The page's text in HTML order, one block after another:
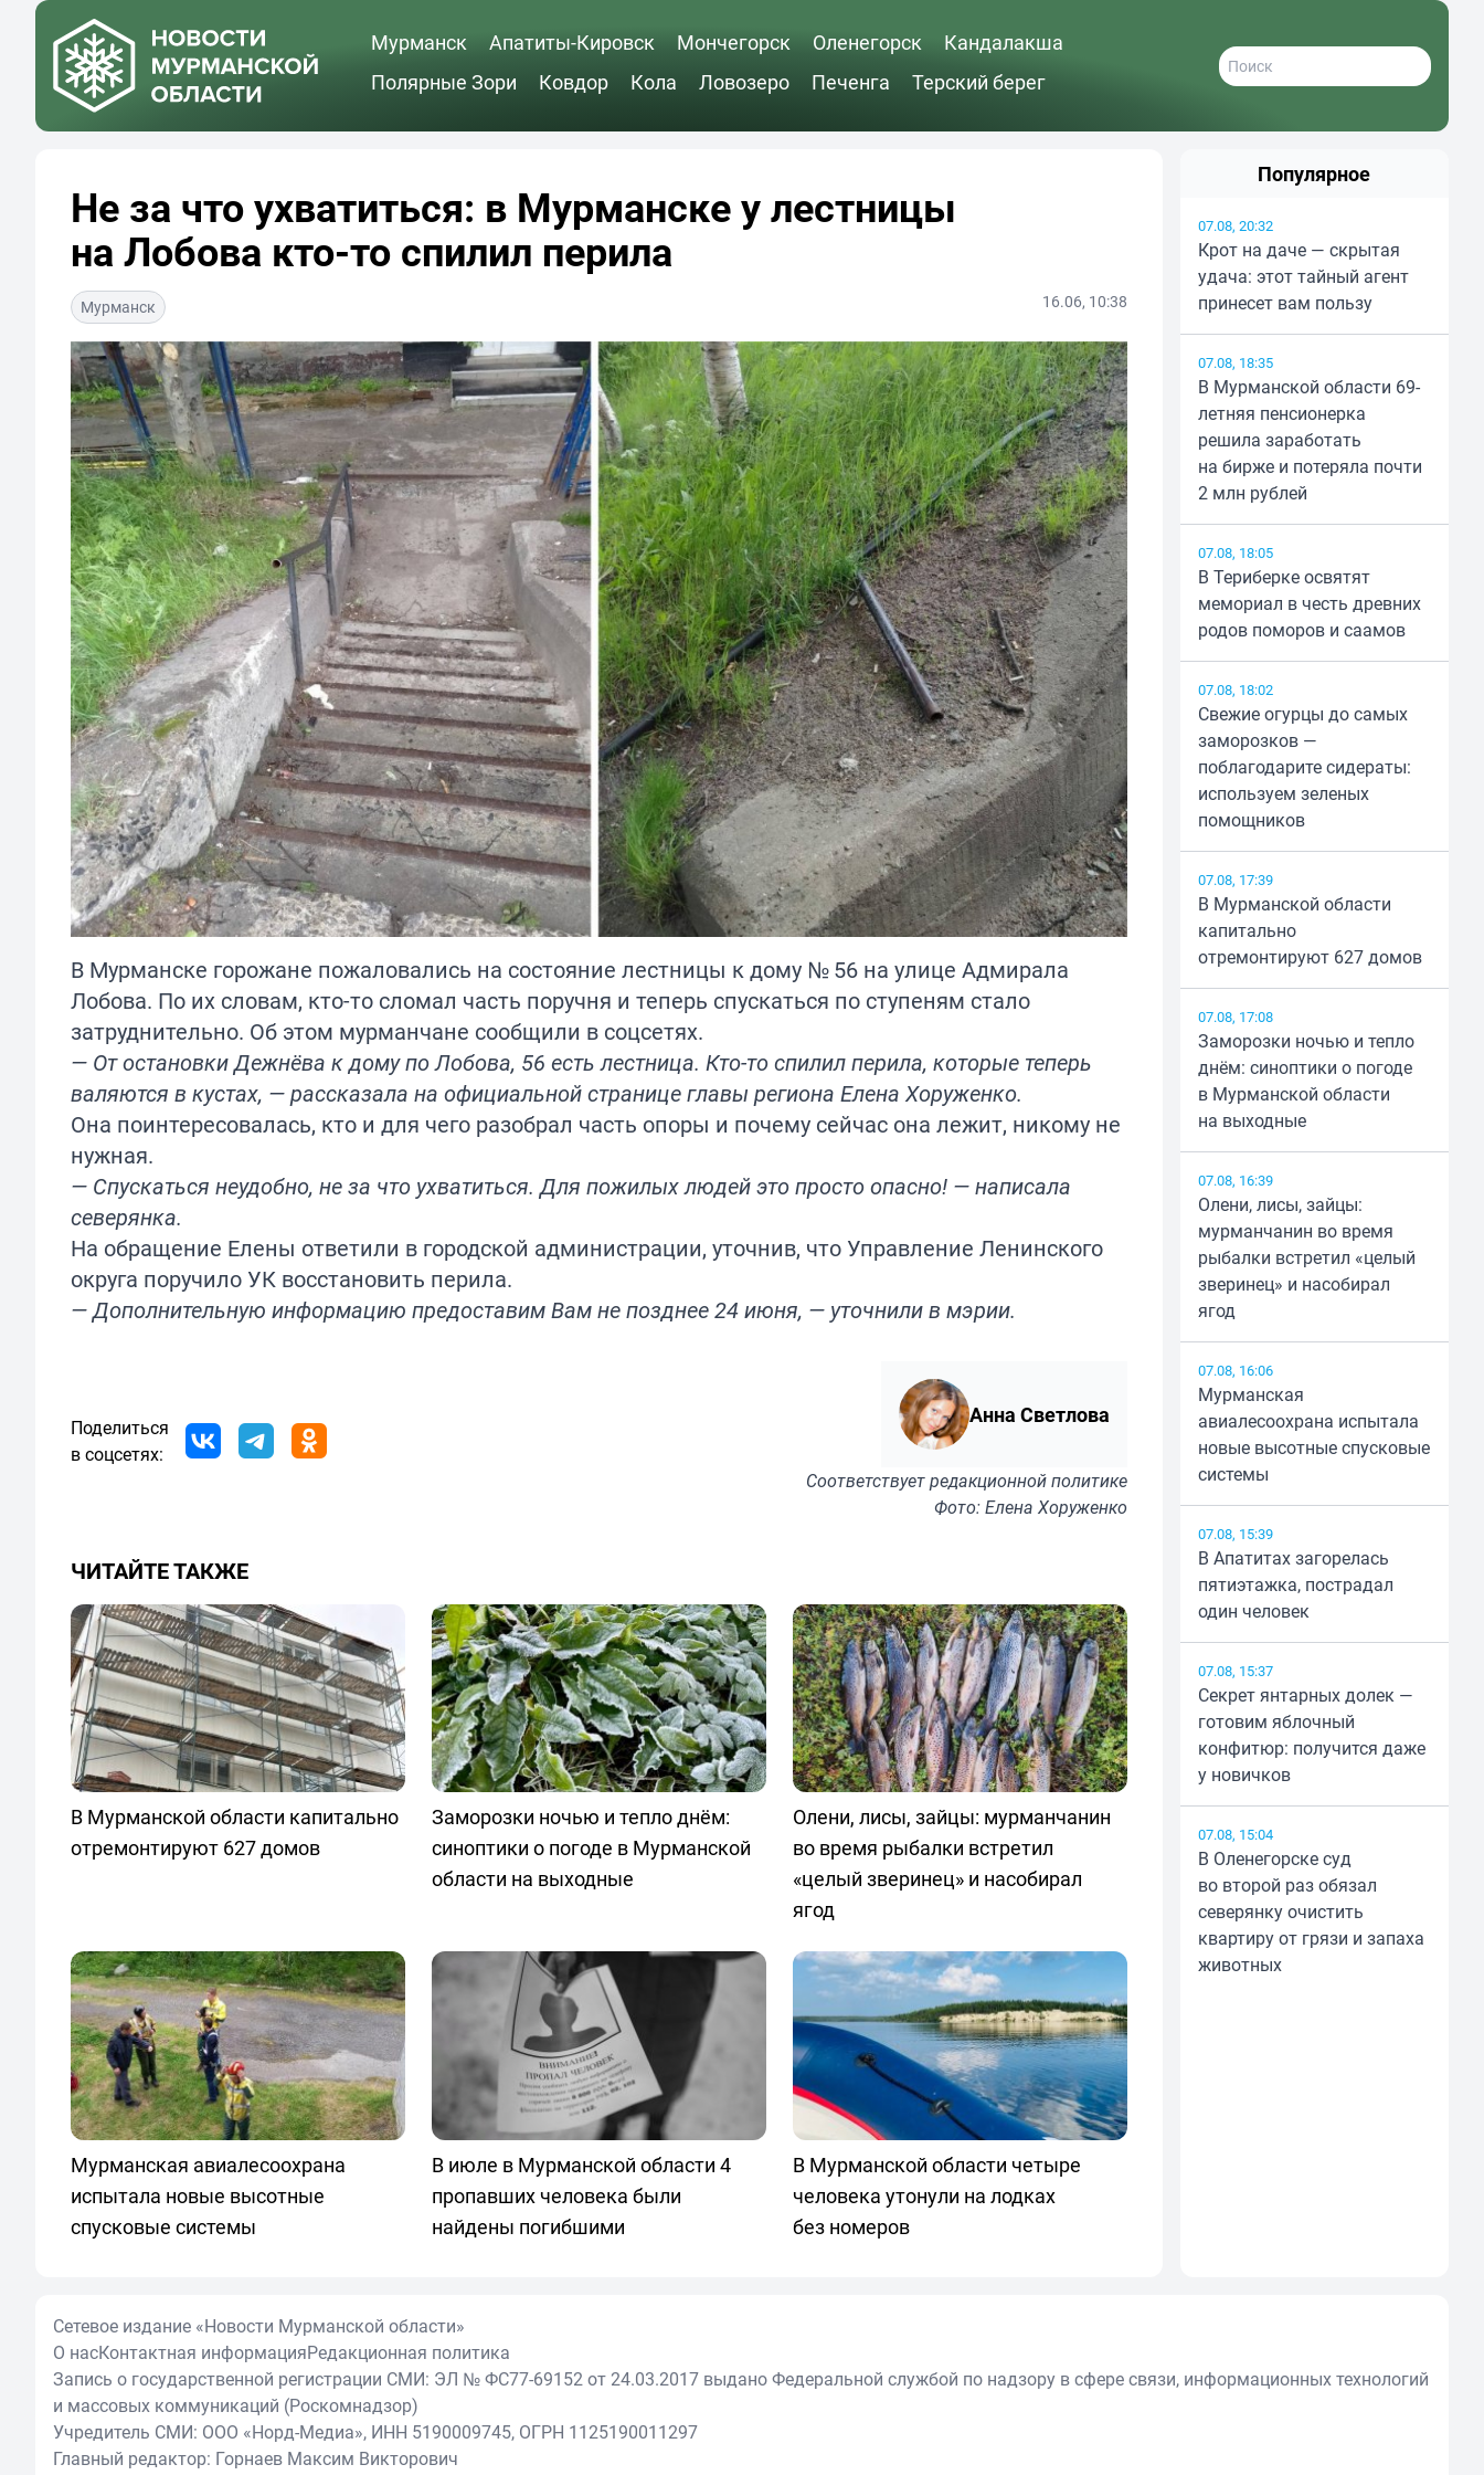
Мурманск Апатиты-Кировск Мончегорск Оленегорск
Кандалакша
Полярные Зори
Ковдор Кола Ловозеро Печенга Терский берег
Не за что ухватиться: в Мурманске у лестницы
на Лобова кто-то спилил перила
Мурманск 16.06, 10:38
В Мурманске горожане пожаловались на состояние лестницы к дому № 56 на улице Адмирала
Лобова. По их словам, кто-то сломал часть поручня и теперь спускаться по ступеням стало
затруднительно. Об этом мурманчане сообщили в соцсетях.
— От остановки Дежнёва к дому по Лобова, 56 есть лестница. Кто-то спилил перила, которые теперь
валяются в кустах, — рассказала на официальной странице главы региона Елена Хоруженко.
Она поинтересовалась, кто и для чего разобрал часть опоры и почему сейчас она лежит, никому не
нужная.
— Спускаться неудобно, не за что ухватиться. Для пожилых людей это просто опасно! — написала
северянка.
На обращение Елены ответили в городской администрации, уточнив, что Управление Ленинского
округа поручило УК восстановить перила.
— Дополнительную информацию предоставим Вам не позднее 24 июня, — уточнили в мэрии.
Поделиться
в соцсетях:
Анна Светлова
Соответствуетредакционной политике
Фото: Елена Хоруженко
ЧИТАЙТЕ ТАКЖЕ
В Мурманской области капитально
отремонтируют 627 домов
Заморозки ночью и тепло днём:
синоптики о погоде в Мурманской
области на выходные
Олени, лисы, зайцы: мурманчанин
во время рыбалки встретил
«целый зверинец» и насобирал
ягод
Мурманская авиалесоохрана
испытала новые высотные
спусковые системы
В июле в Мурманской области 4
пропавших человека были
найдены погибшими
В Мурманской области четыре
человека утонули на лодках
без номеров
Популярное
07.08, 20:32
Крот на даче — скрытая
удача: этот тайный агент
принесет вам пользу
07.08, 18:35
В Мурманской области 69-
летняя пенсионерка
решила заработать
на бирже и потеряла почти
2 млн рублей
07.08, 18:05
В Териберке освятят
мемориал в честь древних
родов поморов и саамов
07.08, 18:02
Свежие огурцы до самых
заморозков —
поблагодарите сидераты:
используем зеленых
помощников
07.08, 17:39
В Мурманской области
капитально
отремонтируют 627 домов
07.08, 17:08
Заморозки ночью и тепло
днём: синоптики о погоде
в Мурманской области
на выходные
07.08, 16:39
Олени, лисы, зайцы:
мурманчанин во время
рыбалки встретил «целый
зверинец» и насобирал
ягод
07.08, 16:06
Мурманская
авиалесоохрана испытала
новые высотные спусковые
системы
07.08, 15:39
В Апатитах загорелась
пятиэтажка, пострадал
один человек
07.08, 15:37
Секрет янтарных долек —
готовим яблочный
конфитюр: получится даже
у новичков
07.08, 15:04
В Оленегорске суд
во второй раз обязал
северянку очистить
квартиру от грязи и запаха
животных
Сетевое издание «Новости Мурманской области»
О насКонтактная информацияРедакционная политика
Запись о государственной регистрации СМИ: ЭЛ № ФС77-69152 от 24.03.2017 выдано Федеральной службой по надзору в сфере связи, информационных технологий
и массовых коммуникаций (Роскомнадзор)
Учредитель СМИ: ООО «Норд-Медиа», ИНН 5190009745, ОГРН 1125190011297
Главный редактор: Горнаев Максим Викторович